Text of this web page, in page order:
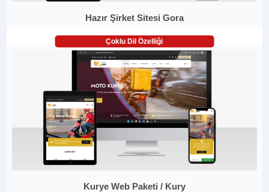
Hazır Şirket Sitesi Gora
Çoklu Dil Özelliği
Kurye Web Paketi / Kury